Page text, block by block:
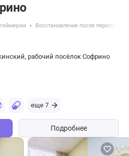
Восстановление после перелома
рабочий посёлок Софрино
еще 7
Подробнее